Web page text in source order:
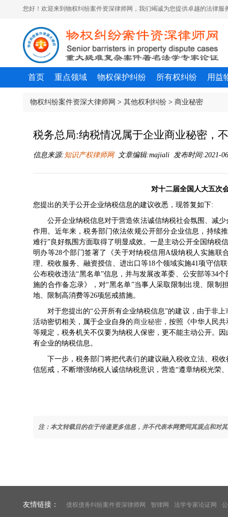
您好！欢迎来到物权纠纷案件资深律师网，我们竭诚为您提供卓越的法律服
首页 重点领域 物权保护纠纷 所有权纠纷 用益
物权纠纷案件资深大律师网 > 其他权利纠纷 > 商业秘密
税务总局:纳税情况属于企业商业秘密，
信息来源: 知识产权律师网文章编辑:majiali 发布时间:2021-
对十二届全国人大五次
您提出的关于公开企业纳税信息的建议收悉，现答复如下:
公开企业纳税信息对于营造依法诚信纳税社会氛围、减
作用。近年来，税务部门依法依规公开部分企业信息，持续
难行”良好氛围方面取得了明显成效。一是主动公开全国纳税
明办等28个部门签署了《关于对纳税信用A级纳税人实施
理、税收服务、融资授信、进出口等18个领域实施41项守信
公布税收违法“黑名单”信息，并与发展改革委、公安部等34
施的合作备忘录》，对“黑名单”当事人采取限制出境、限
地、限制高消费等26项惩戒措施。
对于您提出的“公开所有企业纳税信息”的建议，由于非
活动密切相关，属于企业自身的商业秘密，按照《中华人民
等规定，税务机关不仅要为纳税人保密，更不能主动公开。
有企业的纳税信息。
下一步，税务部门将把代表们的建议融入税收立法、税
信惩戒，不断增强纳税人诚信纳税意识，营造“遵章纳税光荣
注：本文转载目的在于传递更多信息，并不代表本网赞同其观点和对
友情链接： 债权债务纠纷案件资深律师网 智律网 法学专家论证网